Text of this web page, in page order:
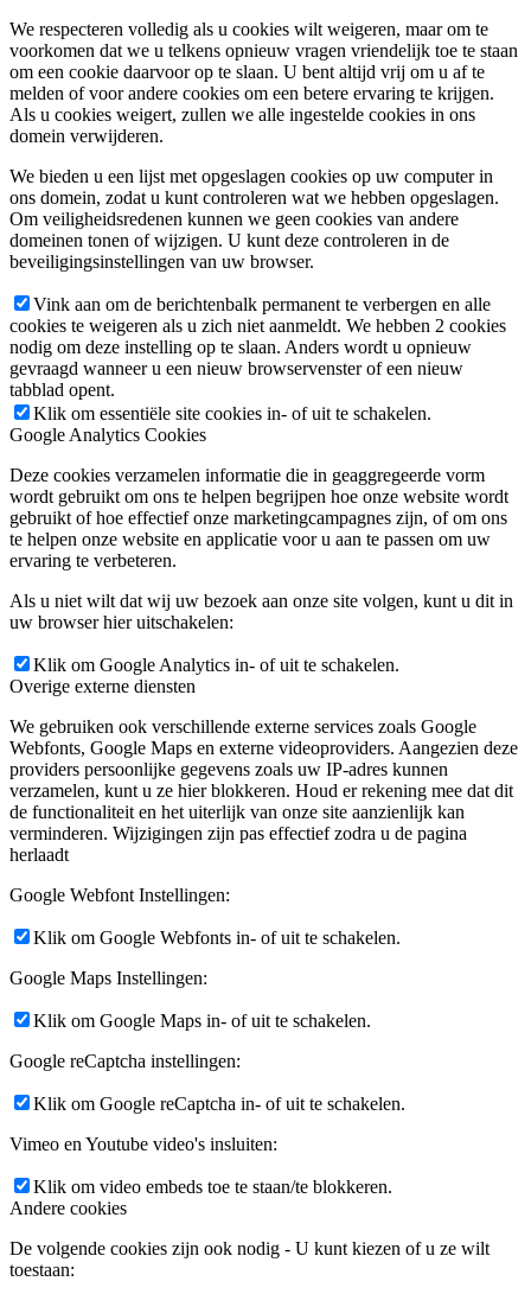
We respecteren volledig als u cookies wilt weigeren, maar om te
voorkomen dat we u telkens opnieuw vragen vriendelijk toe te staan
om een cookie daarvoor op te slaan. U bent altijd vrij om u af te
melden of voor andere cookies om een betere ervaring te krijgen.
Als u cookies weigert, zullen we alle ingestelde cookies in ons
domein verwijderen.
We bieden u een lijst met opgeslagen cookies op uw computer in
ons domein, zodat u kunt controleren wat we hebben opgeslagen.
Om veiligheidsredenen kunnen we geen cookies van andere
domeinen tonen of wijzigen. U kunt deze controleren in de
beveiligingsinstellingen van uw browser.
Vink aan om de berichtenbalk permanent te verbergen en alle
cookies te weigeren als u zich niet aanmeldt. We hebben 2 cookies
nodig om deze instelling op te slaan. Anders wordt u opnieuw
gevraagd wanneer u een nieuw browservenster of een nieuw
tabblad opent.
Klik om essentiële site cookies in- of uit te schakelen.
Google Analytics Cookies
Deze cookies verzamelen informatie die in geaggregeerde vorm
wordt gebruikt om ons te helpen begrijpen hoe onze website wordt
gebruikt of hoe effectief onze marketingcampagnes zijn, of om ons
te helpen onze website en applicatie voor u aan te passen om uw
ervaring te verbeteren.
Als u niet wilt dat wij uw bezoek aan onze site volgen, kunt u dit in
uw browser hier uitschakelen:
Klik om Google Analytics in- of uit te schakelen.
Overige externe diensten
We gebruiken ook verschillende externe services zoals Google
Webfonts, Google Maps en externe videoproviders. Aangezien deze
providers persoonlijke gegevens zoals uw IP-adres kunnen
verzamelen, kunt u ze hier blokkeren. Houd er rekening mee dat dit
de functionaliteit en het uiterlijk van onze site aanzienlijk kan
verminderen. Wijzigingen zijn pas effectief zodra u de pagina
herlaadt
Google Webfont Instellingen:
Klik om Google Webfonts in- of uit te schakelen.
Google Maps Instellingen:
Klik om Google Maps in- of uit te schakelen.
Google reCaptcha instellingen:
Klik om Google reCaptcha in- of uit te schakelen.
Vimeo en Youtube video's insluiten:
Klik om video embeds toe te staan/te blokkeren.
Andere cookies
De volgende cookies zijn ook nodig - U kunt kiezen of u ze wilt
toestaan: